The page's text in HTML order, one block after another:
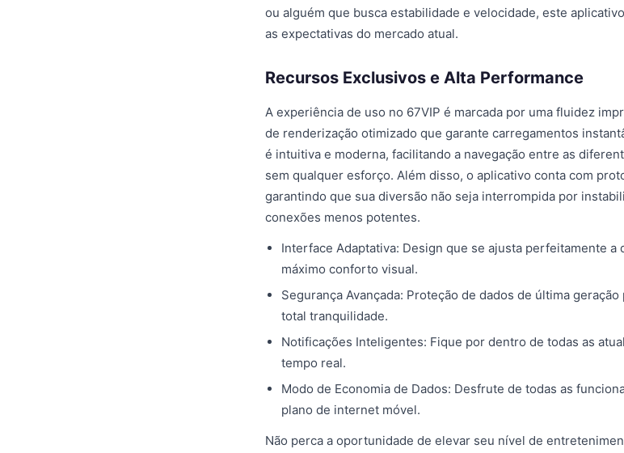
ou alguém que busca estabilidade e velocidade, este
as expectativas do mercado atual.
Recursos Exclusivos e Alta Performance
A experiência de uso no 67VIP é marcada por uma fluidez
de renderização otimizado que garante carregamentos
é intuitiva e moderna, facilitando a navegação entre as
sem qualquer esforço. Além disso, o aplicativo conta com
garantindo que sua diversão não seja interrompida por
conexões menos potentes.
Interface Adaptativa: Design que se ajusta perfeitamente a
máximo conforto visual.
Segurança Avançada: Proteção de dados de última
total tranquilidade.
Notificações Inteligentes: Fique por dentro de todas as
tempo real.
Modo de Economia de Dados: Desfrute de todas as
plano de internet móvel.
Não perca a oportunidade de elevar seu nível de